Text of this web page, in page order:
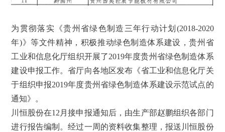
为贯彻落实《贵州省绿色制造三年行动计划 (2018-2020
年)》等文件精神，积极推动绿色制造体系建设，贵州省
工业和信息化厅组织开展了2019年度贵州省绿色制造体系
建设申报工作。省厅向各地区发布《省工业和信息化厅关
于组织申报2019年度贵州省绿色制造体系建设示范试点的
通知》。
川恒股份在12月接申报通知后，由生产部赵鹏组织各部门
进行报告编制。经过一周的资料收集整理，报送川恒股份